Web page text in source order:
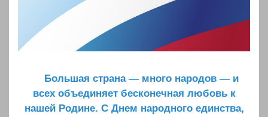
Большая страна — много народов — и
всех объединяет бесконечная любовь к
нашей Родине. С Днем народного единства,